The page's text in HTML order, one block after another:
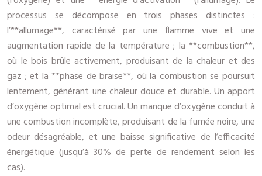
processus se décompose en trois phases distinctes :
l’**allumage**, caractérisé par une flamme vive et une
augmentation rapide de la température ; la **combustion**,
où le bois brûle activement, produisant de la chaleur et des
gaz ; et la **phase de braise**, où la combustion se poursuit
lentement, générant une chaleur douce et durable. Un apport
d’oxygène optimal est crucial. Un manque d’oxygène conduit à
une combustion incomplète, produisant de la fumée noire, une
odeur désagréable, et une baisse significative de l’efficacité
énergétique (jusqu’à 30% de perte de rendement selon les
cas).